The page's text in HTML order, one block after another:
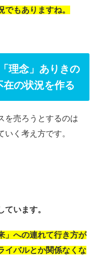
もありますね。
理念」ありきの
在の状況を作る
を売ろうとするのは
いく考え方です。
ています。
」への連れて行き方が
イバルとか関係なくな